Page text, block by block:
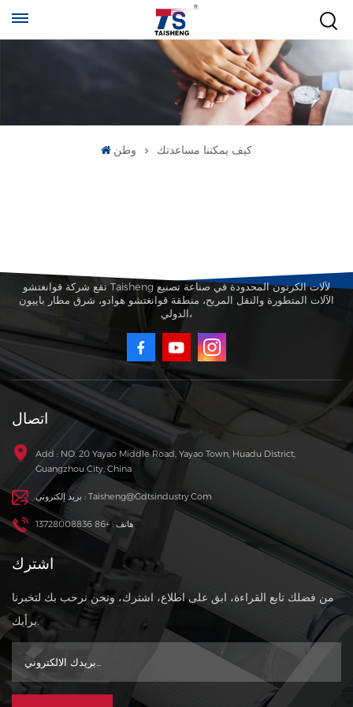
وطن كيف يمكننا مساعدتك
تقع شركة قوانغتشو Taisheng لآلات الكرتون المحدودة في صناعة تصنيع
الآلات المتطورة والنقل المريح، منطقة قوانغتشو هوادو، شرق مطار باييون
الدولي،
اتصال
Add : NO. 20 Yayao Middle Road, Yayao Town, Huadu District,
Guangzhou City, China
بريد إلكتروني : Taisheng@gdtsindustry.com
هاتف : +86 13728008836
اشترك
من فضلك تابع القراءة، ابق على اطلاع، اشترك، ونحن نرحب بك لتخبرنا
برأيك.